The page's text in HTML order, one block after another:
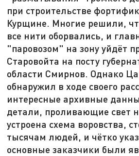
при строительстве
Курщине. Многие решили,
все нити оборвались, и
"паровозом" на зону уйдёт
Старовойта на посту
области Смирнов. Однако
обнаружил в ходе своего
интересные архивные
детали, проливающие свет
устроена схема воровства,
тысячам людей, и чётко
основные заказчики были